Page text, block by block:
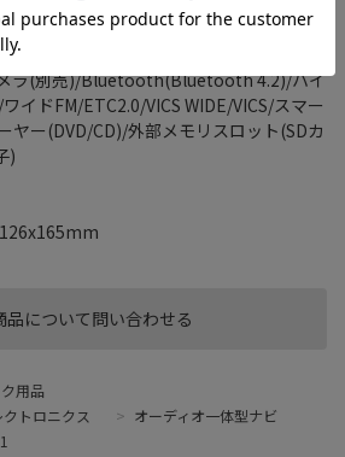
品について問い合わせる
(地デジ)
○
ラ(別売)/Bluetooth(Bluetooth 4.2)/ハイ
イドFM/ETC2.0/VICS WIDE/VICS/スマー
ヤー(DVD/CD)/外部メモリスロット(SDカ
)
用品
トロニクス > オーディオ一体型ナビ